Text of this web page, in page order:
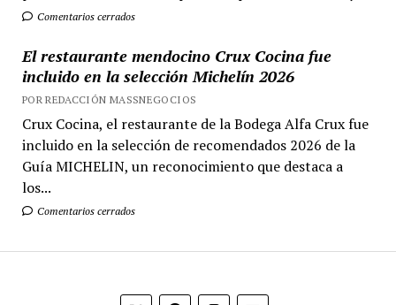
Comentarios cerrados
El restaurante mendocino Crux Cocina fue
incluido en la selección Michelín 2026
POR REDACCIÓN MASSNEGOCIOS
Crux Cocina, el restaurante de la Bodega Alfa Crux fue
incluido en la selección de recomendados 2026 de la
Guía MICHELIN, un reconocimiento que destaca a
los...
Comentarios cerrados